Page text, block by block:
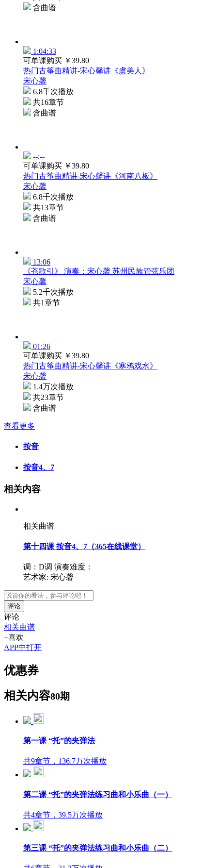
含曲谱
1:04:33
可单课购买 ￥39.80
热门古筝曲精讲-宋心馨讲《虞美人》
宋心馨
6.8千次播放
共16章节
含曲谱
--:--
可单课购买 ￥39.80
热门古筝曲精讲-宋心馨讲《河南八板》
宋心馨
6.8千次播放
共13章节
含曲谱
13:06
《苍歌引》 演奏：宋心馨 苏州民族管弦乐团
宋心馨
5.2千次播放
共1章节
01:26
可单课购买 ￥39.80
热门古筝曲精讲-宋心馨讲《寒鸦戏水》
宋心馨
1.4万次播放
共23章节
含曲谱
查看更多
按音
按音4、7
相关内容
相关曲谱
第十四课 按音4、7（365在线课堂）
调：D调 演奏难度：
艺术家: 宋心馨
评论
评论
相关曲谱
+喜欢
APP中打开
优惠券
相关内容80期
第一课 “托”的夹弹法
共9章节，136.7万次播放
第二课 “托”的夹弹法练习曲和小乐曲（一）
共4章节，39.5万次播放
第三课 “托”的夹弹法练习曲和小乐曲（二）